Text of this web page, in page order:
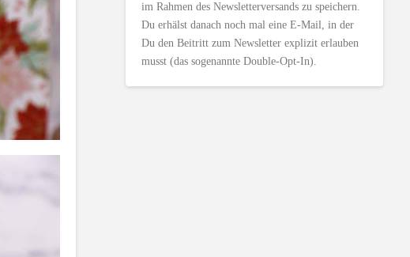
im Rahmen des Newsletterversands zu speichern.
Du erhälst danach noch mal eine E-Mail, in der
Du den Beitritt zum Newsletter explizit erlauben
musst (das sogenannte Double-Opt-In).